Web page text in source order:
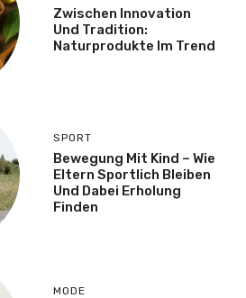
Zwischen Innovation
Und Tradition:
Naturprodukte Im Trend
SPORT
Bewegung Mit Kind – Wie
Eltern Sportlich Bleiben
Und Dabei Erholung
Finden
MODE